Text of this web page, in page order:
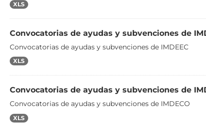
XLS
Convocatorias de ayudas y subvenciones de
Convocatorias de ayudas y subvenciones de IMDEEC
XLS
Convocatorias de ayudas y subvenciones de
Convocatorias de ayudas y subvenciones de IMDECO
XLS